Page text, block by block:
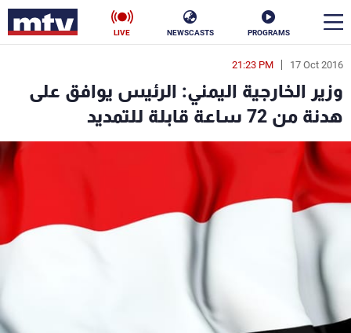
PROGRAMS
NEWSCASTS
LIVE
17 Oct 2016
21:23 PM
وزير الخارجية اليمني: الرئيس يوافق على
هدنة من 72 ساعة قابلة للتمديد
en
الأخبار
سياسة ناس
إقتصاد
منوعات رياضة
كأس العالم
البرامج